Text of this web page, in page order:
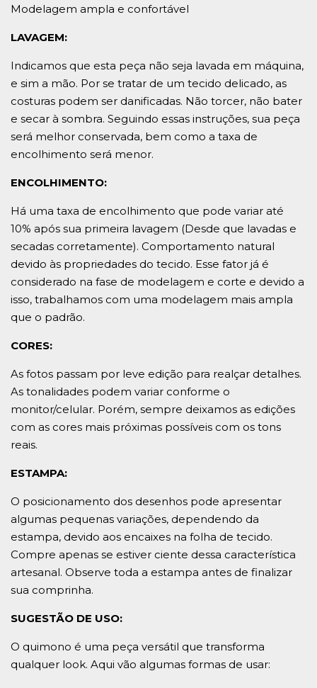
Modelagem ampla e confortável
LAVAGEM:
Indicamos que esta peça não seja lavada em máquina,
e sim a mão. Por se tratar de um tecido delicado, as
costuras podem ser danificadas. Não torcer, não bater
e secar à sombra. Seguindo essas instruções, sua peça
será melhor conservada, bem como a taxa de
encolhimento será menor.
ENCOLHIMENTO:
Há uma taxa de encolhimento que pode variar até
10% após sua primeira lavagem (Desde que lavadas e
secadas corretamente). Comportamento natural
devido às propriedades do tecido. Esse fator já é
considerado na fase de modelagem e corte e devido a
isso, trabalhamos com uma modelagem mais ampla
que o padrão.
CORES:
As fotos passam por leve edição para realçar detalhes.
As tonalidades podem variar conforme o
monitor/celular. Porém, sempre deixamos as edições
com as cores mais próximas possíveis com os tons
reais.
ESTAMPA:
O posicionamento dos desenhos pode apresentar
algumas pequenas variações, dependendo da
estampa, devido aos encaixes na folha de tecido.
Compre apenas se estiver ciente dessa característica
artesanal. Observe toda a estampa antes de finalizar
sua comprinha.
SUGESTÃO DE USO:
O quimono é uma peça versátil que transforma
qualquer look. Aqui vão algumas formas de usar: